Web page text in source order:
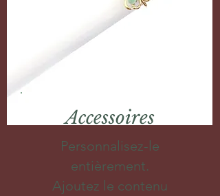
Accessoires
Personnalisez-le
entièrement.
Ajoutez le contenu